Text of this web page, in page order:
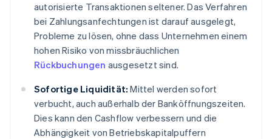
autorisierte Transaktionen seltener. Das Verfahren
bei Zahlungsanfechtungen ist darauf ausgelegt,
Probleme zu lösen, ohne dass Unternehmen einem
hohen Risiko von missbräuchlichen
Rückbuchungen ausgesetzt sind.
Sofortige Liquidität: Mittel werden sofort
verbucht, auch außerhalb der Banköffnungszeiten.
Dies kann den Cashflow verbessern und die
Abhängigkeit von Betriebskapitalpuffern